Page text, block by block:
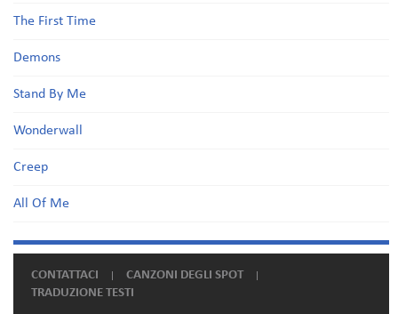
The First Time
Demons
Stand By Me
Wonderwall
Creep
All Of Me
CONTATTACI
CANZONI DEGLI SPOT
TRADUZIONE TESTI